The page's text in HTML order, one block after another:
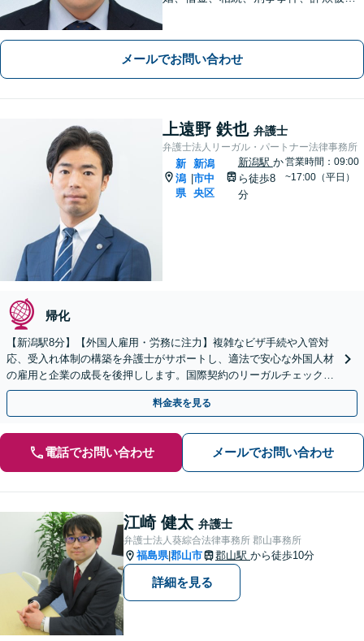
寧にサポートいたします【地元・福島
市出身の弁護士】
メールでお問い合わせ
上遠野 鉄也 弁護士
弁護士法人リーガル・パートナー法律事務所
新
潟
県
|
新潟
市中
央区
新潟駅 か
ら徒歩8
分
営業時間：09:00
~17:00（平日）
帰化
【新潟駅8分】【外国人雇用・労務に注力】複雑なビザ手続や入管対
応、受入れ体制の構築を弁護士がサポートし、適法で安心な外国人材
の雇用と企業の成長を後押しします。国際契約のリーガルチェック相
談まで。お気軽にご相談ください。【顧問先80社以上】
料金表を見る
電話でお問い合わせ メールでお問い合わせ
江崎 健太 弁護士
弁護士法人葵綜合法律事務所 郡山事務所
福島県|郡山市 郡山駅 から徒歩10分
詳細を見る